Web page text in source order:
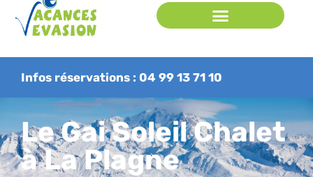
Infos réservations : 04 99 13 71 10
Le Gai Soleil Chalet
à La Plagne